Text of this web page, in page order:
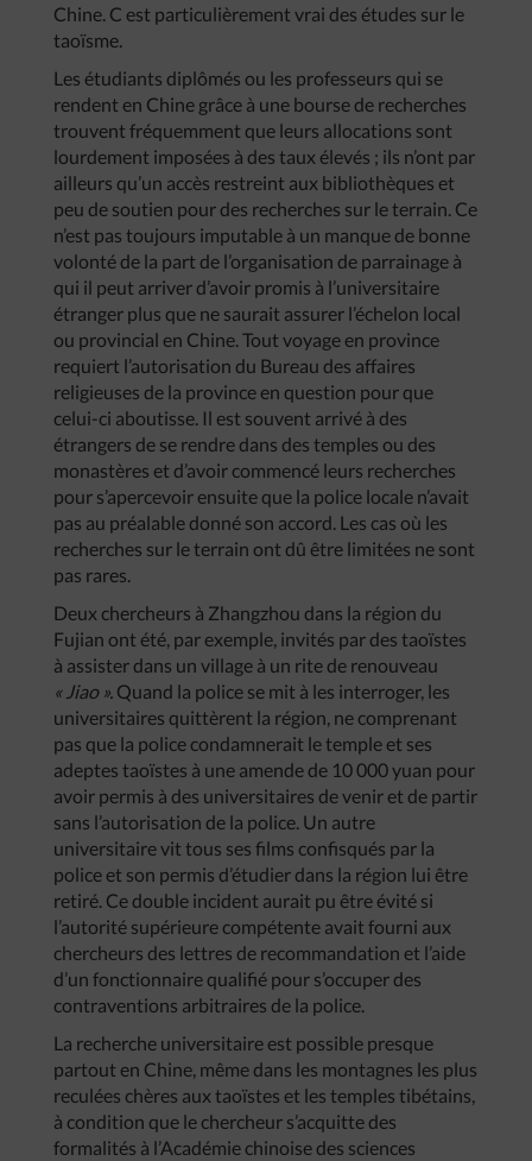
Chine. C est particulièrement vrai des études sur le
taoïsme.
Les étudiants diplômés ou les professeurs qui se
rendent en Chine grâce à une bourse de recherches
trouvent fréquemment que leurs allocations sont
lourdement imposées à des taux élevés ; ils n’ont par
ailleurs qu’un accès restreint aux bibliothèques et
peu de soutien pour des recherches sur le terrain. Ce
n’est pas toujours imputable à un manque de bonne
volonté de la part de l’organisation de parrainage à
qui il peut arriver d’avoir promis à l’universitaire
étranger plus que ne saurait assurer l’échelon local
ou provincial en Chine. Tout voyage en province
requiert l’autorisation du Bureau des affaires
religieuses de la province en question pour que
celui-ci aboutisse. Il est souvent arrivé à des
étrangers de se rendre dans des temples ou des
monastères et d’avoir commencé leurs recherches
pour s’apercevoir ensuite que la police locale n’avait
pas au préalable donné son accord. Les cas où les
recherches sur le terrain ont dû être limitées ne sont
pas rares.
Deux chercheurs à Zhangzhou dans la région du
Fujian ont été, par exemple, invités par des taoïstes
à assister dans un village à un rite de renouveau
« Jiao ». Quand la police se mit à les interroger, les
universitaires quittèrent la région, ne comprenant
pas que la police condamnerait le temple et ses
adeptes taoïstes à une amende de 10 000 yuan pour
avoir permis à des universitaires de venir et de partir
sans l’autorisation de la police. Un autre
universitaire vit tous ses films confisqués par la
police et son permis d’étudier dans la région lui être
retiré. Ce double incident aurait pu être évité si
l’autorité supérieure compétente avait fourni aux
chercheurs des lettres de recommandation et l’aide
d’un fonctionnaire qualifié pour s’occuper des
contraventions arbitraires de la police.
La recherche universitaire est possible presque
partout en Chine, même dans les montagnes les plus
reculées chères aux taoïstes et les temples tibétains,
à condition que le chercheur s’acquitte des
formalités à l’Académie chinoise des sciences